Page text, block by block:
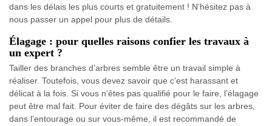
dans les délais les plus courts et gratuitement ! N’hésitez pas à
nous passer un appel pour plus de détails.
Élagage : pour quelles raisons confier les travaux à
un expert ?
Tailler des branches d’arbres semble être un travail simple à
réaliser. Toutefois, vous devez savoir que c’est harassant et
délicat à la fois. Si vous n’êtes pas qualifié pour le faire, l’élagage
peut être mal fait. Pour éviter de faire des dégâts sur les arbres,
dans l’entourage ou sur vous-même, il est recommandé de